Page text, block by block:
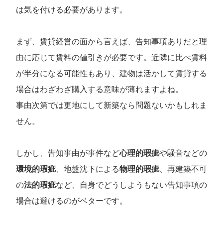
は気を付ける必要があります。
まず、賃貸経営の面から言えば、告知事項ありだと理
由に応じて賃料の値引きが必要です。近隣に比べ賃料
が半分になる可能性もあり、建物は活かして賃貸する
場合はわざわざ購入する意味が薄れますよね。
事由次第では更地にして新築なら問題ないかもしれま
せん。
しかし、告知事由が事件など心理的瑕疵や騒音などの
環境的瑕疵、地盤沈下による物理的瑕疵、再建築不可
の法的瑕疵など、自身でどうしようもない告知事項の
場合は避けるのがベターです。